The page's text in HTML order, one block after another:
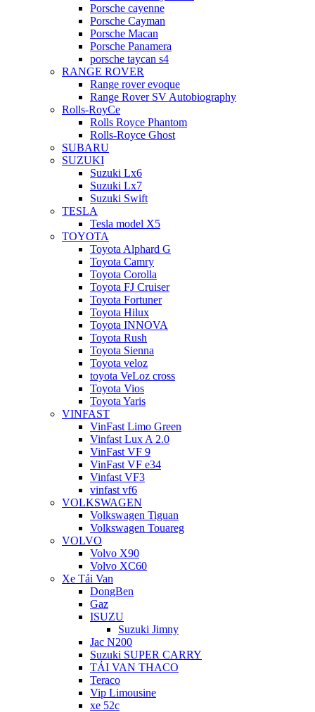
Porsche cayenne
Porsche Cayman
Porsche Macan
Porsche Panamera
porsche taycan s4
RANGE ROVER
Range rover evoque
Range Rover SV Autobiography
Rolls-RoyCe
Rolls Royce Phantom
Rolls-Royce Ghost
SUBARU
SUZUKI
Suzuki Lx6
Suzuki Lx7
Suzuki Swift
TESLA
Tesla model X5
TOYOTA
Toyota Alphard G
Toyota Camry
Toyota Corolla
Toyota FJ Cruiser
Toyota Fortuner
Toyota Hilux
Toyota INNOVA
Toyota Rush
Toyota Sienna
Toyota veloz
toyota VeLoz cross
Toyota Vios
Toyota Yaris
VINFAST
VinFast Limo Green
Vinfast Lux A 2.0
VinFast VF 9
VinFast VF e34
Vinfast VF3
vinfast vf6
VOLKSWAGEN
Volkswagen Tiguan
Volkswagen Touareg
VOLVO
Volvo X90
Volvo XC60
Xe Tải Van
DongBen
Gaz
ISUZU
Suzuki Jimny
Jac N200
Suzuki SUPER CARRY
TẢI VAN THACO
Teraco
Vip Limousine
xe 52c